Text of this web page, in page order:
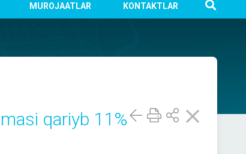
MUROJAATLAR KONTAKTLAR
qariyb 11%